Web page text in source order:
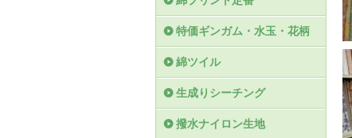
特価ギンガム・水玉・花柄
綿ツイル
生成りシーチング
撥水ナイロン生地